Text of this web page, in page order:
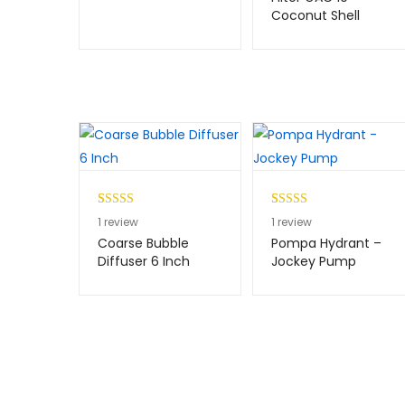
berdasarkan
Coconut Shell
Peringkat
5.00dari 5
berdasarkan
11 review
Coarse Bubble
Diffuser 6 Inch
Peringkat
4.00dari
5
11 review
Pompa Hydrant –
Jockey Pump